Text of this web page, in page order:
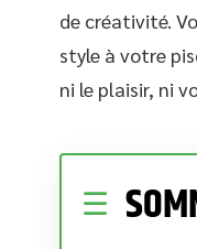
de créativité.
style à votre
ni le plaisir, ni